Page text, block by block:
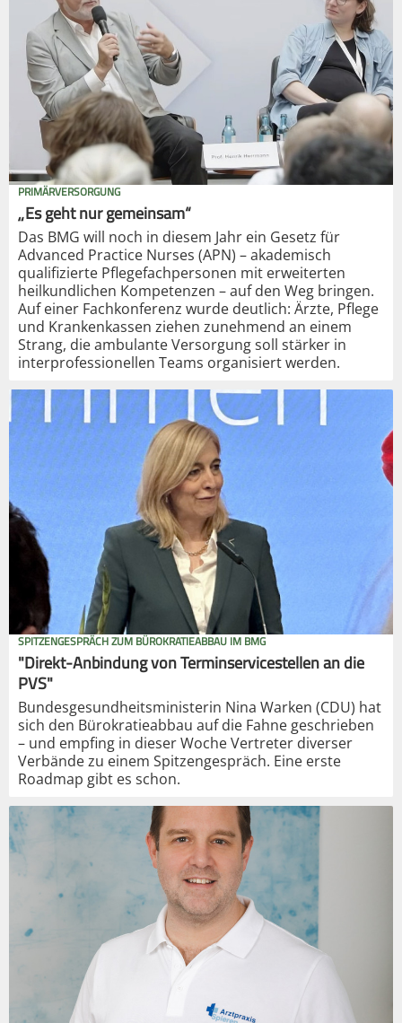
PRIMÄRVERSORGUNG
„Es geht nur gemeinsam“
Das BMG will noch in diesem Jahr ein Gesetz für
Advanced Practice Nurses (APN) – akademisch
qualifizierte Pflegefachpersonen mit erweiterten
heilkundlichen Kompetenzen – auf den Weg bringen.
Auf einer Fachkonferenz wurde deutlich: Ärzte, Pflege
und Krankenkassen ziehen zunehmend an einem
Strang, die ambulante Versorgung soll stärker in
interprofessionellen Teams organisiert werden.
SPITZENGESPRÄCH ZUM BÜROKRATIEABBAU IM BMG
"Direkt-Anbindung von Terminservicestellen an die
PVS"
Bundesgesundheitsministerin Nina Warken (CDU) hat
sich den Bürokratieabbau auf die Fahne geschrieben
– und empfing in dieser Woche Vertreter diverser
Verbände zu einem Spitzengespräch. Eine erste
Roadmap gibt es schon.